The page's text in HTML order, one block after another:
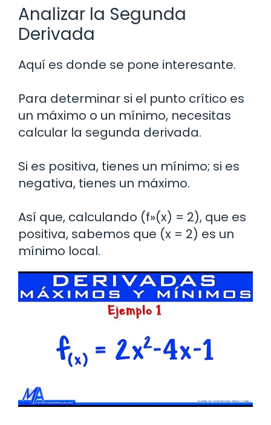
Analizar la Segunda
Derivada
Aquí es donde se pone interesante.
Para determinar si el punto crítico es
un máximo o un mínimo, necesitas
calcular la segunda derivada.
Si es positiva, tienes un mínimo; si es
negativa, tienes un máximo.
Así que, calculando (f»(x) = 2), que es
positiva, sabemos que (x = 2) es un
mínimo local.